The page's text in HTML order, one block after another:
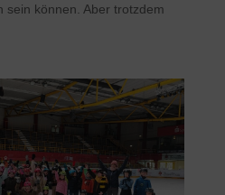
sein können. Aber trotzdem